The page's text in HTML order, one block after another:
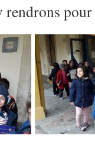
rendrons